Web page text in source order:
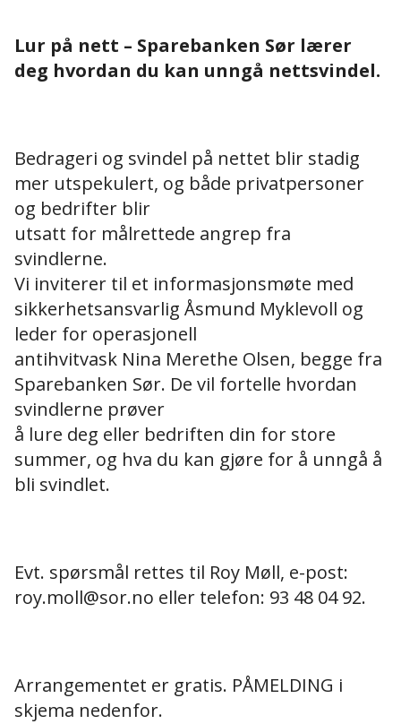
Lur på nett – Sparebanken Sør lærer
deg hvordan du kan unngå nettsvindel.
Bedrageri og svindel på nettet blir stadig
mer utspekulert, og både privatpersoner
og bedrifter blir
utsatt for målrettede angrep fra
svindlerne.
Vi inviterer til et informasjonsmøte med
sikkerhetsansvarlig Åsmund Myklevoll og
leder for operasjonell
antihvitvask Nina Merethe Olsen, begge fra
Sparebanken Sør. De vil fortelle hvordan
svindlerne prøver
å lure deg eller bedriften din for store
summer, og hva du kan gjøre for å unngå å
bli svindlet.
Evt. spørsmål rettes til Roy Møll, e-post:
roy.moll@sor.no eller telefon: 93 48 04 92.
Arrangementet er gratis. PÅMELDING i
skjema nedenfor.